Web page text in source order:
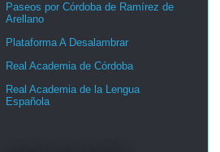
Paseos por Córdoba de Ramírez de
Arellano
Plataforma A Desalambrar
Real Academia de Córdoba
Real Academia de la Lengua
Española